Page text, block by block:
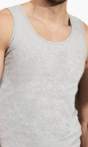
96
СИНИЙ
ЧЕРНЫЙ